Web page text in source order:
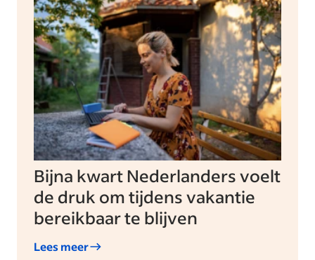
Bijna kwart Nederlanders voelt
de druk om tijdens vakantie
bereikbaar te blijven
Lees meer